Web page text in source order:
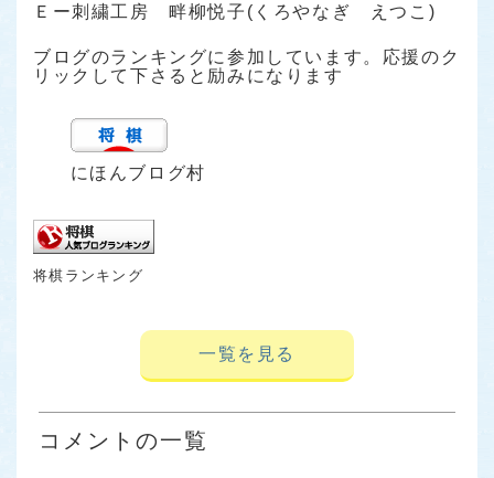
Ｅー刺繍工房 畔柳悦子(くろやなぎ えつこ)
ブログのランキングに参加しています。応援のク
リックして下さると励みになります
にほんブログ村
将棋ランキング
一覧を見る
コメントの一覧